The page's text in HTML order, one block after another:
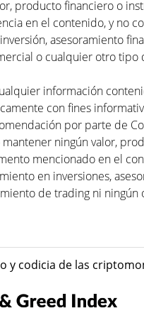
producto financiero o
en el contenido, y no
asesoramiento
o cualquier otro tipo
información
con fines
por parte de
ningún valor,
mencionado en el
en inversiones,
de trading ni ningún
y codicia de las